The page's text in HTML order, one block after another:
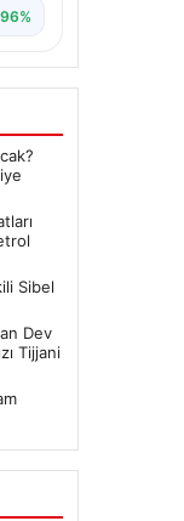
Sibel
Dev
Tijjani